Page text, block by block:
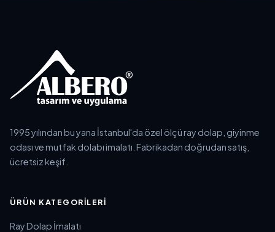
1995 yılından bu yana İstanbul'da özel ölçü ray dolap, giyinme
odası ve mutfak dolabı imalatı. Fabrikadan doğrudan satış,
ücretsiz keşif.
ÜRÜN KATEGORILERI
Ray Dolap İmalatı